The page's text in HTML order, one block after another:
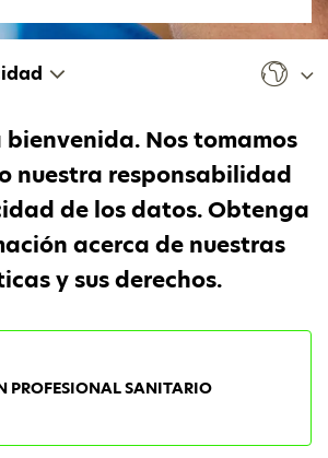
bienvenida. Nos tomamos
nuestra responsabilidad
de los datos. Obtenga
acerca de nuestras
y sus derechos.
PROFESIONAL SANITARIO